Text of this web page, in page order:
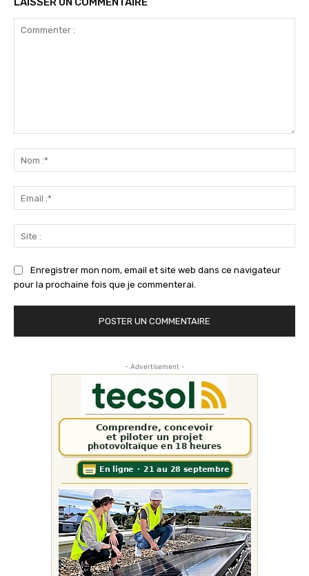
:*
:*
:
Enregistrer mon nom, email et site web dans ce navigateur
pour la prochaine fois que je commenterai.
- Advertisement -